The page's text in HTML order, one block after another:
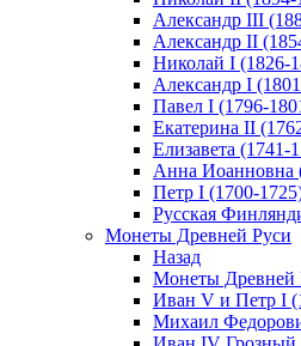
Александр III
Александр II
Николай I (1826-
Александр I
Павел I (1796-
Екатерина II
Елизавета (1741-
Анна Иоанновна
Петр I (1700-
Русская
Монеты Древней Руси
Назад
Монеты Древней
Иван V и Петр I
Михаил